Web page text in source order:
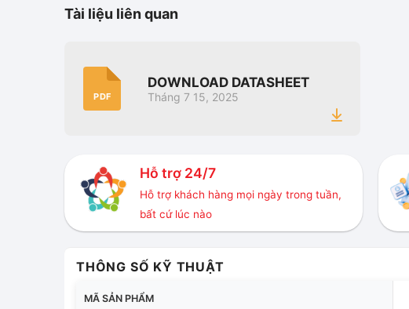
Tài liệu liên quan
PDF
DOWNLOAD DATASHEET
Tháng 7 15, 2025
Hỗ trợ 24/7
Hỗ trợ khách hàng mọi ngày trong tuần,
bất cứ lúc nào
THÔNG SỐ KỸ THUẬT
MÃ SẢN PHẨM